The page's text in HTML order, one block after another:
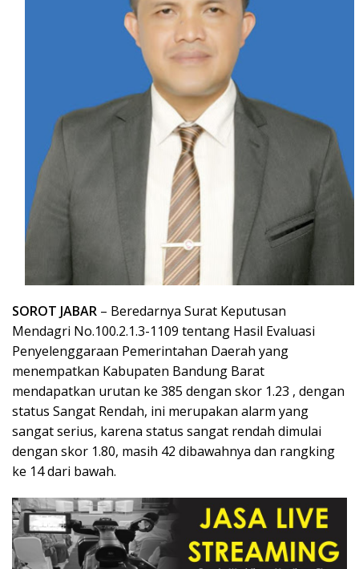
SOROT JABAR – Beredarnya Surat Keputusan
Mendagri No.100.2.1.3-1109 tentang Hasil Evaluasi
Penyelenggaraan Pemerintahan Daerah yang
menempatkan Kabupaten Bandung Barat
mendapatkan urutan ke 385 dengan skor 1.23 , dengan
status Sangat Rendah, ini merupakan alarm yang
sangat serius, karena status sangat rendah dimulai
dengan skor 1.80, masih 42 dibawahnya dan rangking
ke 14 dari bawah.